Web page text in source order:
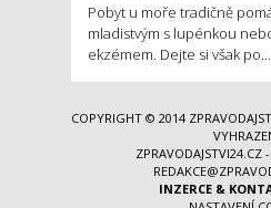
Pobyt u moře tradičně
mladistvým s lupénkou
ekzémem. Dejte si však po...
COPYRIGHT © 2014
ZPRAVODAJSTVI24.CZ
INZERCE&